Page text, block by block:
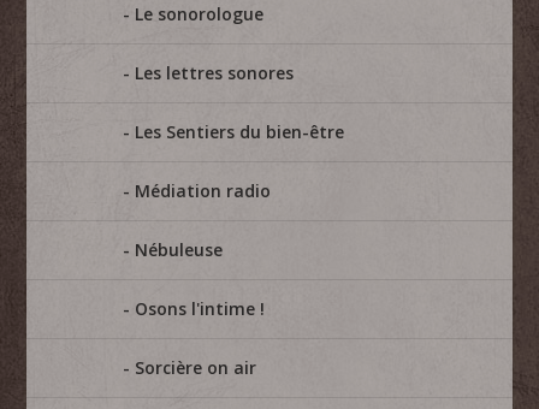
Le sonorologue
Les lettres sonores
Les Sentiers du bien-être
Médiation radio
Nébuleuse
Osons l'intime !
Sorcière on air